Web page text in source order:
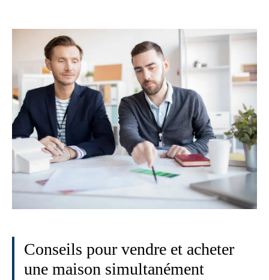
Conseils pour vendre et acheter
une maison simultanément